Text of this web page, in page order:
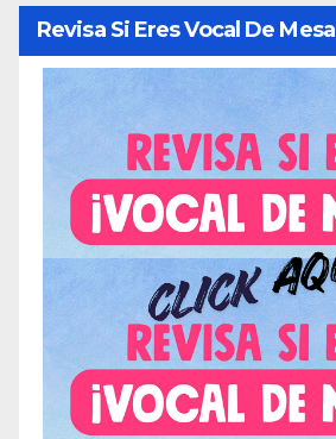
Revisa Si Eres Vocal De Mesa